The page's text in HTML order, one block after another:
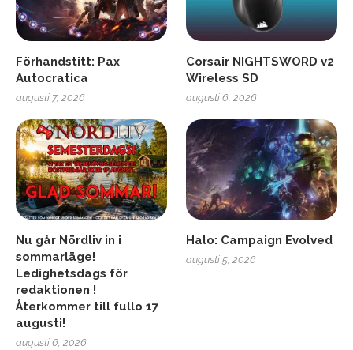
Förhandstitt: Pax
Autocratica
augusti 7, 2026
Corsair NIGHTSWORD v2
Wireless SD
augusti 6, 2026
Nu går Nördliv in i
sommarläge!
Ledighetsdags för
redaktionen !
Återkommer till fullo 17
augusti!
augusti 6, 2026
Halo: Campaign Evolved
augusti 5, 2026